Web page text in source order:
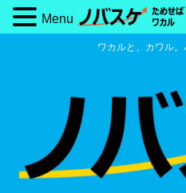
ワカルと、カワル
Menu